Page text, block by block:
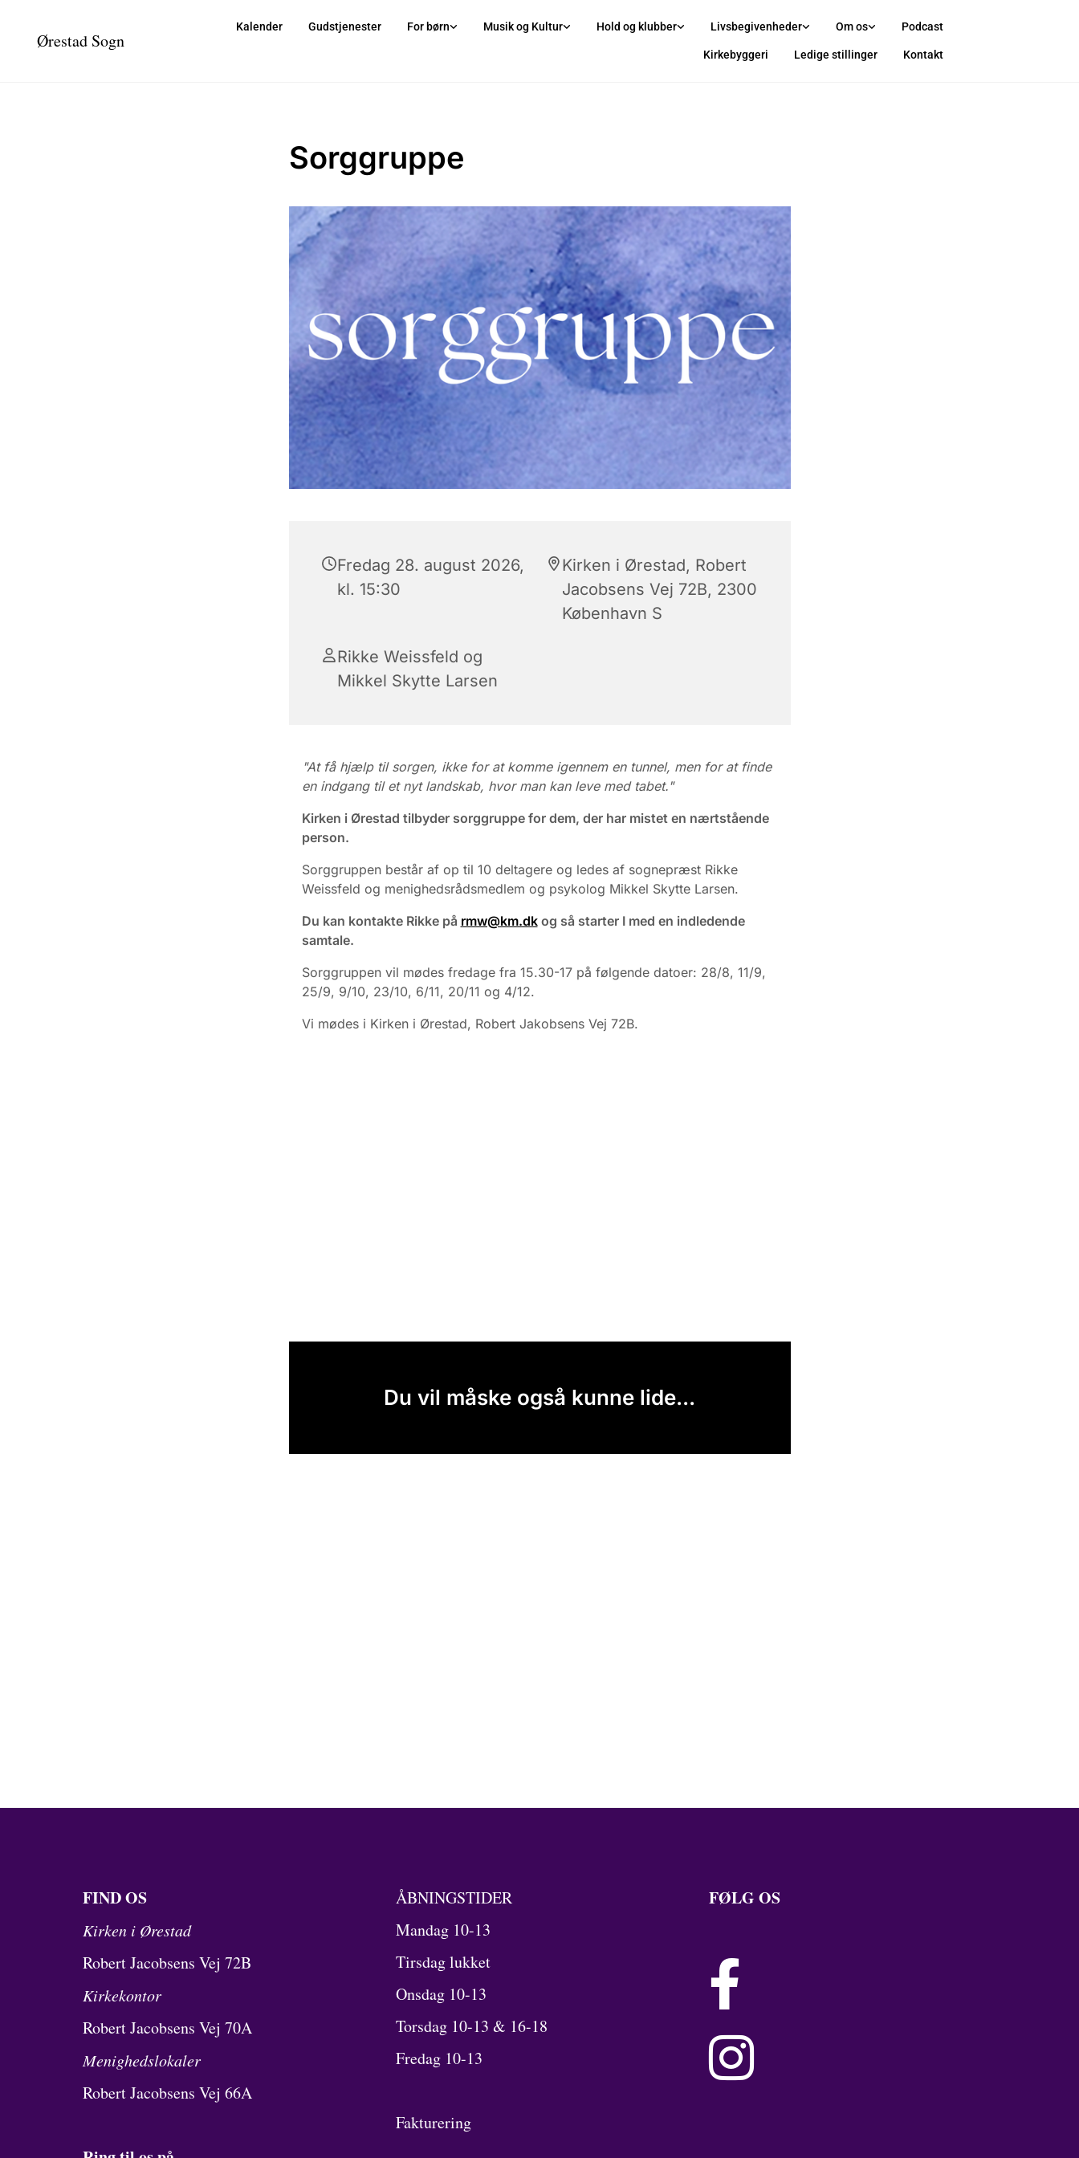
Ørestad Sogn
Kalender Gudstjenester For børn Musik og Kultur Hold og klubber Livsbegivenheder Om os Podcast
Kirkebyggeri Ledige stillinger Kontakt
Sorggruppe
Fredag 28. august 2026,
kl. 15:30
Kirken i Ørestad, Robert
Jacobsens Vej 72B, 2300
København S
Rikke Weissfeld og
Mikkel Skytte Larsen
"At få hjælp til sorgen, ikke for at komme igennem en tunnel, men for at finde
en indgang til et nyt landskab, hvor man kan leve med tabet."
Kirken i Ørestad tilbyder sorggruppe for dem, der har mistet en nærtstående
person.
Sorggruppen består af op til 10 deltagere og ledes af sognepræst Rikke
Weissfeld og menighedsrådsmedlem og psykolog Mikkel Skytte Larsen.
Du kan kontakte Rikke på rmw@km.dkog så starter I med en indledende
samtale.
Sorggruppen vil mødes fredage fra 15.30-17 på følgende datoer: 28/8, 11/9,
25/9, 9/10, 23/10, 6/11, 20/11 og 4/12.
Vi mødes i Kirken i Ørestad, Robert Jakobsens Vej 72B.
Du vil måske også kunne lide...
FIND OS
Kirken i Ørestad
Robert Jacobsens Vej 72B
Kirkekontor
Robert Jacobsens Vej 70A
Menighedslokaler
Robert Jacobsens Vej 66A
ÅBNINGSTIDER
Mandag 10-13
Tirsdag lukket
Onsdag 10-13
Torsdag 10-13 & 16-18
Fredag 10-13
Fakturering
FØLG OS

